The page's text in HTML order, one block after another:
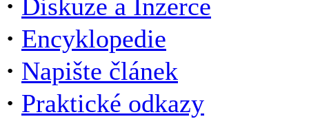
Diskuze a Inzerce
· Encyklopedie
· Napište článek
· Praktické odkazy